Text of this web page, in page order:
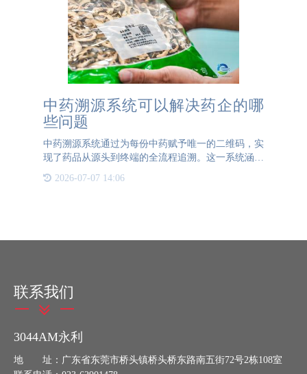
中药溯源系统可以解决药企的哪
些问题
中药溯源系统通过为每份中药赋予唯一的二维码，实
现了药品从源头到终端的全流程追溯。这一系统涵盖
了种源信息、种植农事信息（如化肥、农药使用情
况）、采摘信息、出入库信息、检疫检验信息等，确
2026-07-07 14:06
联系我们
3044AM永利
地 址：广东省东莞市桥头镇桥头桥东路南五街72号2栋108室